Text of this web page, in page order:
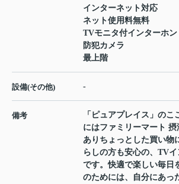
インターネット対応
ネット使用料無料
TVモニタ付インターホン
防犯カメラ
最上階
設備(その他) -
備考
「ピュアプレイス」のこ
にはファミリーマート
ありちょっとした買い物
らしの方も安心の、TV
です。快適で楽しい毎日
のためには、自分にあっ